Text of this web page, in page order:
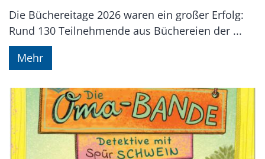
Die Büchereitage 2026 waren ein großer Erfolg:
Rund 130 Teilnehmende aus Büchereien der ...
Mehr